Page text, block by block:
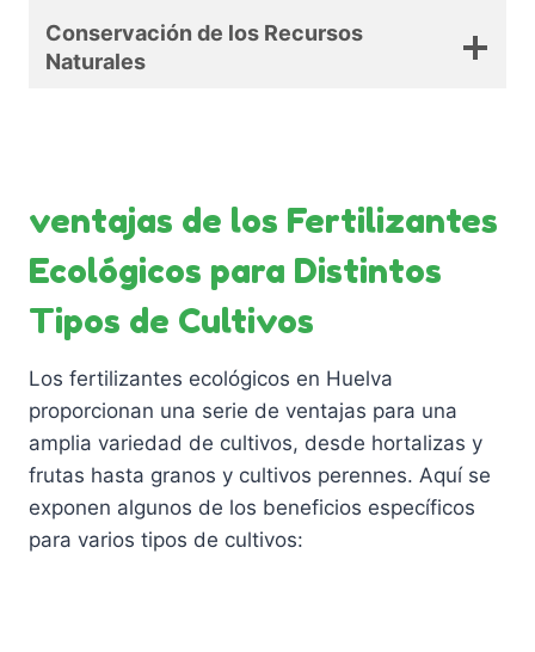
Conservación de los Recursos
Naturales
ventajas de los Fertilizantes
Ecológicos para Distintos
Tipos de Cultivos
Los fertilizantes ecológicos en Huelva
proporcionan una serie de ventajas para una
amplia variedad de cultivos, desde hortalizas y
frutas hasta granos y cultivos perennes. Aquí se
exponen algunos de los beneficios específicos
para varios tipos de cultivos: